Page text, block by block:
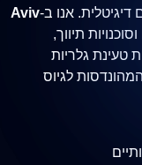
דיגיטלית. אנו ב-Aviv
וסוכנויות תיווך,
טעינת גלריות
לגיוס